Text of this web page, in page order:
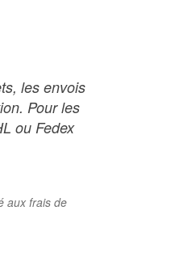
les envois
Pour les
ou Fedex
aux frais de